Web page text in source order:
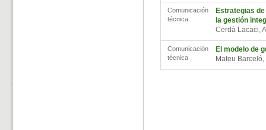
Comunicación
técnica
Estrategias
la gestión
Cerdà Lacaci,
Comunicación
técnica
El modelo de
Mateu